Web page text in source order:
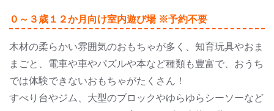
０～３歳１２か月向け室内遊び場 ※予約不要
木材の柔らかい雰囲気のおもちゃが多く、知育玩具やおま
まごと、電車や車やパズルや本など種類も豊富で、おうち
では体験できないおもちゃがたくさん！
すべり台やジム、大型のブロックやゆらゆらシーソーなど